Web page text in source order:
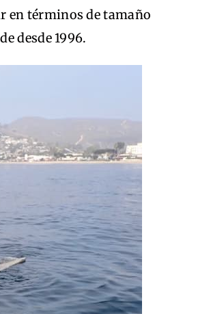
en términos de tamaño
desde 1996.